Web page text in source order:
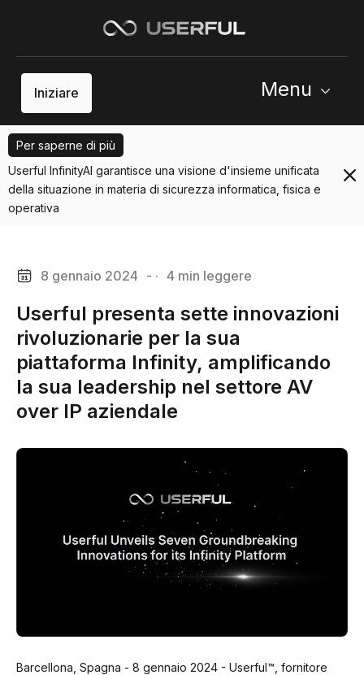
Iniziare Menu
Per saperne di più
Userful InfinityAI garantisce una visione d'insieme unificata
della situazione in materia di sicurezza informatica, fisica e
operativa
8 gennaio 2024 - · 4 min leggere
Userful presenta sette innovazioni
rivoluzionarie per la sua
piattaforma Infinity, amplificando
la sua leadership nel settore AV
over IP aziendale
Barcellona, Spagna - 8 gennaio 2024 - Userful™, fornitore